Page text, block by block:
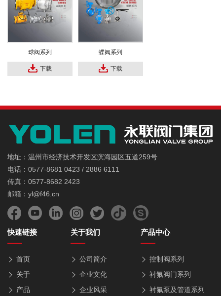
球阀系列
下载
蝶阀系列
下载
地址：温州市经济技术开发区滨海园区五道259号
电话：0577-8681 0423 / 2886 6111
传真：0577-8682 2423
邮箱：yl@f46.cn
快速链接
首页
关于
产品
关于我们
公司简介
企业文化
企业风采
产品中心
控制阀系列
衬氟阀门系列
衬氟泵及管道系列